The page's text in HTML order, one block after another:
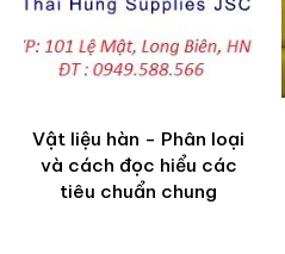
Vật liệu hàn - Phân loại
và cách đọc hiểu các
tiêu chuẩn chung